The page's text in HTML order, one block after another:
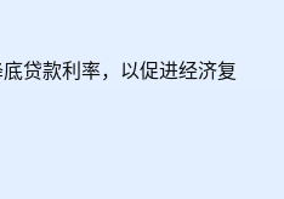
贷款利率，以促进经济复